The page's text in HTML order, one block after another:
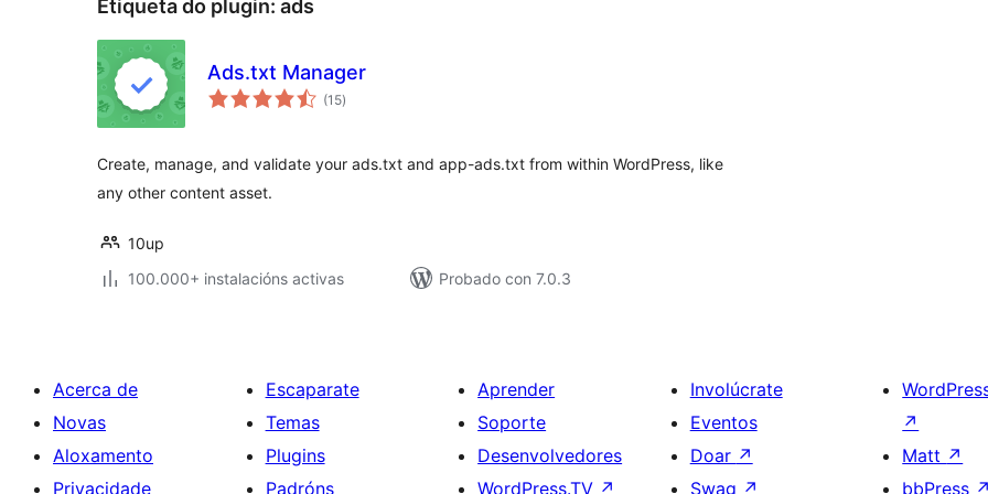
Etiqueta do plugin: ads
Ads.txt Manager
(15valoracións
totais
)
Create, manage, and validate your ads.txt and app-ads.txt from within WordPress, like
any other content asset.
10up
100.000+ instalacións activas
Probado con 7.0.3
Acerca de
Novas
Aloxamento
Privacidade
Escaparate
Temas
Plugins
Padróns
Aprender
Soporte
Desenvolvedores
WordPress.TV ↗
Involúcrate
Eventos
Doar ↗
Swag ↗
↗
Matt ↗
bbPress ↗